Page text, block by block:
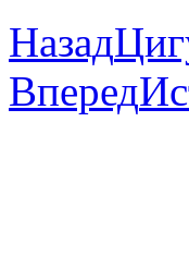
Назад
Вперед